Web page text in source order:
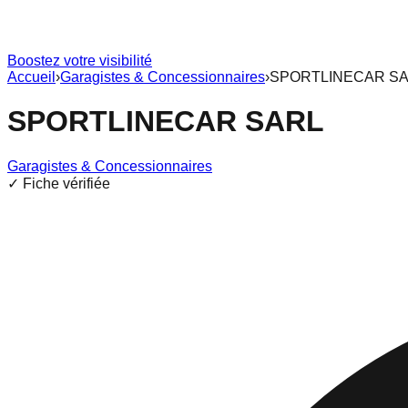
Boostez votre visibilité
Accueil ›Garagistes & Concessionnaires›SPORTLINECAR
SPORTLINECAR SARL
Garagistes & Concessionnaires
✓ Fiche vérifiée